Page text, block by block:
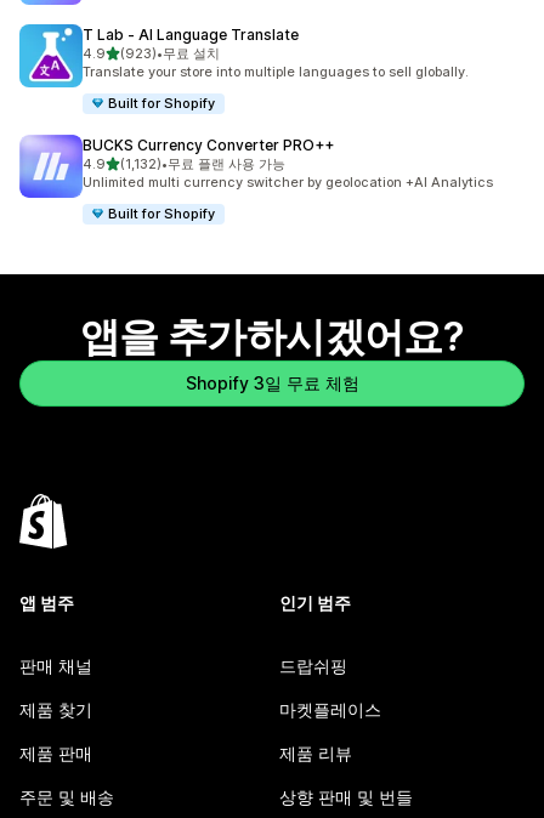
T Lab ‑ AI Language Translate
4.9별 5개 중
(923)
총 리뷰 923개
•무료 설치
Translate your store into multiple languages to sell globally.
Built for Shopify
BUCKS Currency Converter PRO++
4.9별 5개 중
(1,132)
총 리뷰 1132개
•무료 플랜 사용 가능
Unlimited multi currency switcher by geolocation +AI Analytics
Built for Shopify
앱을 추가하시겠어요?
Shopify 3일 무료 체험
앱 범주
판매 채널
제품 찾기
제품 판매
주문 및 배송
인기 범주
드랍쉬핑
마켓플레이스
제품 리뷰
상향 판매 및 번들